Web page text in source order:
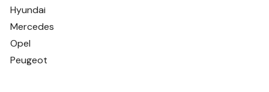
Hyundai
Mercedes
Opel
Peugeot